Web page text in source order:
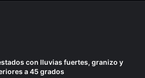
con lluvias fuertes, granizo y
a 45 grados